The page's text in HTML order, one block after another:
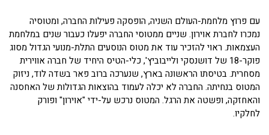
עם פרוץ מלחמת-העולם השניה, הופסקה פעילות החברה, ומטוסיה
נמכרו לחברת אוירון. שניים ממטוסי החברה יפעלו כעבור שנים במלחמת
העצמאות. ראוי להזכיר עוד את מטוס הנוסעים התלת-מנועי הגדול מסוג
פוקר-18 של דושנסקי ולייבוביץ', כלי-הטיס היחיד של חברה אווירית
מסחרית. בטיסתו הראשונה בארץ, שנערכה ברוב פאר בשדה לוד, ניזוק
המטוס בנחיתה. החברה לא יכלה לעמוד בהוצאות הגדולות של האחסנה
והאחזקה, ופשטה את הרגל. המטוס נרכש על-ידי "אוירון" ופורק
לחלקיו.